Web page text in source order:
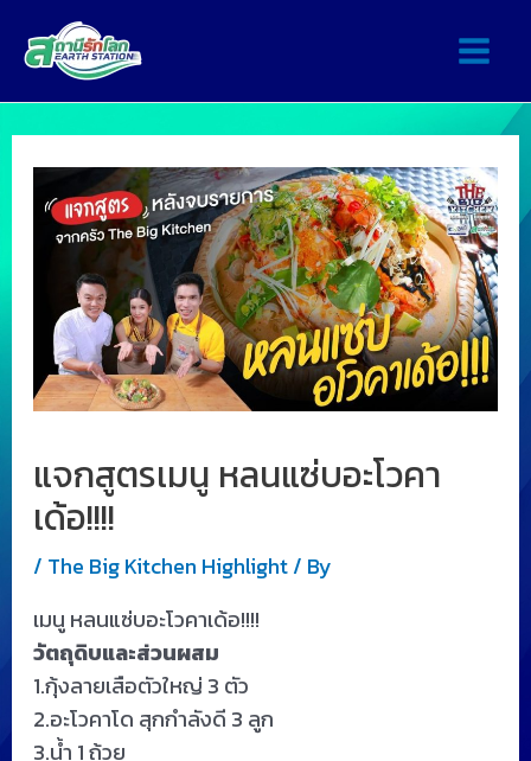
แจกสูตรเมนู หลนแซ่บอะโวคา
เด้อ!!!!
/ The Big Kitchen Highlight/ By
เมนู หลนแซ่บอะโวคาเด้อ!!!!
วัตถุดิบและส่วนผสม
1.กุ้งลายเสือตัวใหญ่ 3 ตัว
2.อะโวคาโด สุกกำลังดี 3 ลูก
3.น้ำ 1 ถ้วย